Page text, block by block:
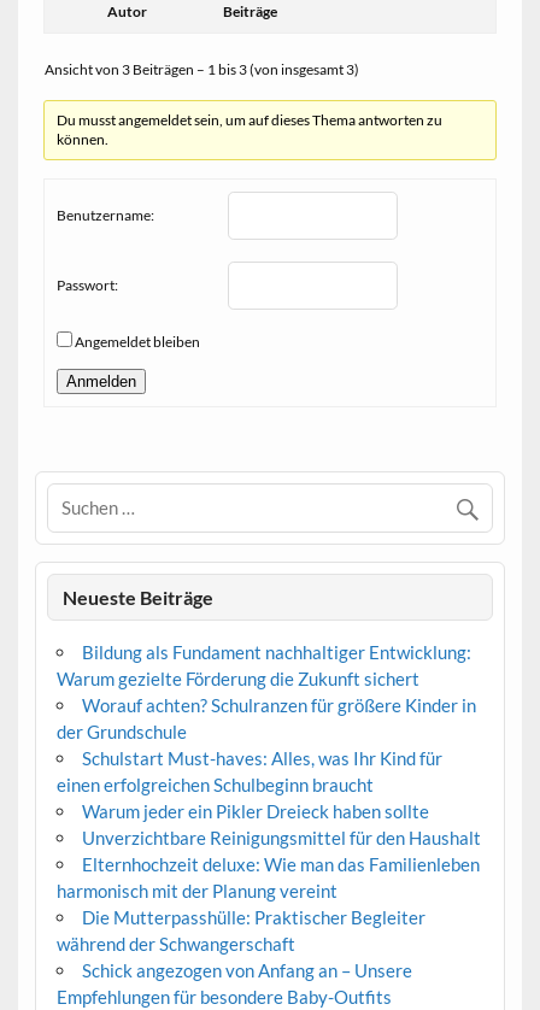
Autor Beiträge
Ansicht von 3 Beiträgen – 1 bis 3 (von insgesamt 3)
Du musst angemeldet sein, um auf dieses Thema antworten zu
können.
Benutzername:
Passwort:
Angemeldet bleiben
Anmelden
Neueste Beiträge
Bildung als Fundament nachhaltiger Entwicklung:
Warum gezielte Förderung die Zukunft sichert
Worauf achten? Schulranzen für größere Kinder in
der Grundschule
Schulstart Must-haves: Alles, was Ihr Kind für
einen erfolgreichen Schulbeginn braucht
Warum jeder ein Pikler Dreieck haben sollte
Unverzichtbare Reinigungsmittel für den Haushalt
Elternhochzeit deluxe: Wie man das Familienleben
harmonisch mit der Planung vereint
Die Mutterpasshülle: Praktischer Begleiter
während der Schwangerschaft
Schick angezogen von Anfang an – Unsere
Empfehlungen für besondere Baby-Outfits